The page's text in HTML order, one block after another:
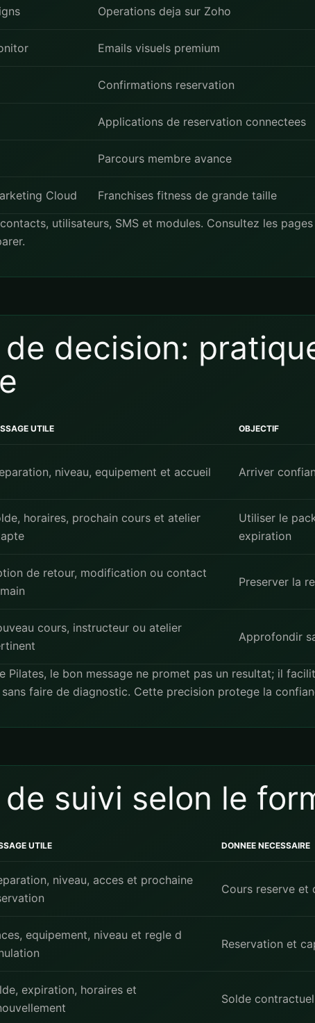
Operations deja sur Zoho
Emails visuels premium
Confirmations reservation
Applications de reservation connectees
Parcours membre avance
Cloud Franchises fitness de grande taille
utilisateurs, SMS et modules. Consultez les
de decision:
UTILE OBJECTIF
niveau, equipement et accueil Arriver
horaires, prochain cours et atelier
Utiliser le
expiration
de retour, modification ou contact
Preserver la
cours, instructeur ou atelier
Approfondir
Pilates, le bon message ne promet pas un resultat; il
faire de diagnostic. Cette precision protege la
suivi selon le
UTILE DONNEE NECESSAIRE
niveau, acces et prochaine
Cours reserve et
equipement, niveau et regle d
Reservation et
expiration, horaires et
Solde